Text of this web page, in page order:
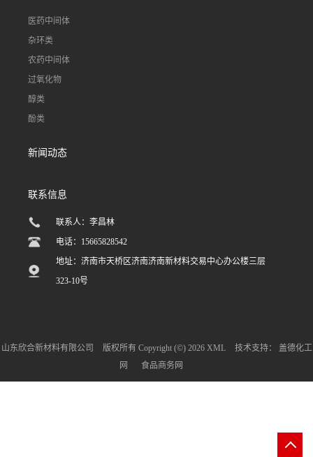
医药中间体
杂环类
农药中间体
过氧化物
醇类
酚类
新闻动态
联系信息
联系人：李昌林
电话：15665828542
地址：济南市天桥区济南济南新材料交易中心办公楼三层
323-10号
山东欣合新材料有限公司 版权所有 Copyright (©) 2026 XML 技术支持：
盖德化工
网
食品商务网